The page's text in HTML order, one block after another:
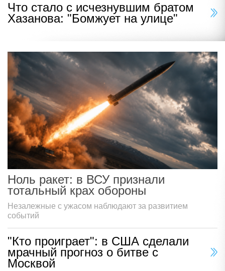
Что стало с исчезнувшим братом
Хазанова: "Бомжует на улице"
Ноль ракет: в ВСУ признали
тотальный крах обороны
Незалежные с ужасом наблюдают за развитием
событий
"Кто проиграет": в США сделали
мрачный прогноз о битве с
Москвой